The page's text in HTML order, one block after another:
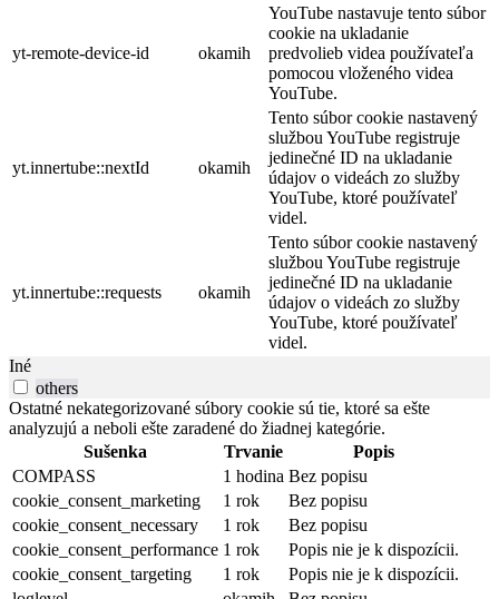
yt-remote-device-id okamih
YouTube nastavuje tento súbor
cookie na ukladanie
predvolieb videa používateľa
pomocou vloženého videa
YouTube.
yt.innertube::nextId okamih
Tento súbor cookie nastavený
službou YouTube registruje
jedinečné ID na ukladanie
údajov o videách zo služby
YouTube, ktoré používateľ
videl.
yt.innertube::requests okamih
Tento súbor cookie nastavený
službou YouTube registruje
jedinečné ID na ukladanie
údajov o videách zo služby
YouTube, ktoré používateľ
videl.
Iné
others
Ostatné nekategorizované súbory cookie sú tie, ktoré sa ešte
analyzujú a neboli ešte zaradené do žiadnej kategórie.
Sušenka
Trvanie
Popis
COMPASS
1 hodina Bez popisu
cookie_consent_marketing
1 rok
Bez popisu
cookie_consent_necessary
1 rok
Bez popisu
cookie_consent_performance 1 rok
Popis nie je k dispozícii.
cookie_consent_targeting
1 rok
Popis nie je k dispozícii.